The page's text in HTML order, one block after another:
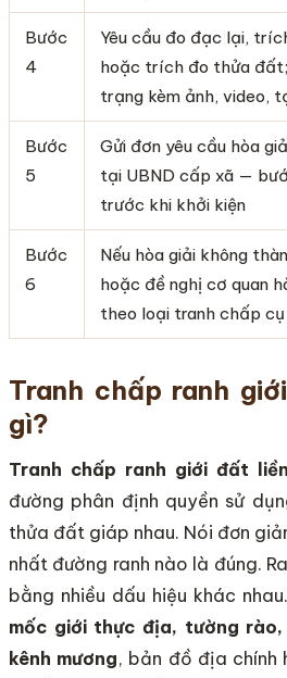
Bước
4
Yêu cầu đo đạc lại,
hoặc trích đo thửa
trạng kèm ảnh, video,
Bước
5
Gửi đơn yêu cầu hòa
tại UBND cấp xã —
trước khi khởi kiện
Bước
6
Nếu hòa giải không
hoặc đề nghị cơ quan
theo loại tranh chấp
Tranh chấp ranh
gì?
Tranh chấp ranh giới đất
đường phân định quyền sử
thửa đất giáp nhau. Nói đơn
nhất đường ranh nào là đúng.
bằng nhiều dấu hiệu khác
mốc giới thực địa, tường
kênh mương, bản đồ địa chính